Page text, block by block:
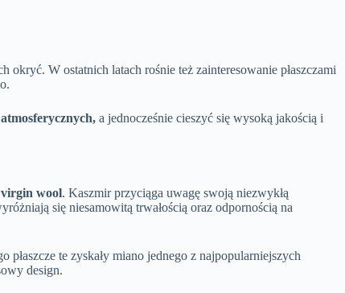
W ostatnich latach rośnie też zainteresowanie płaszczami
a jednocześnie cieszyć się wysoką jakością i
virgin wool. Kaszmir przyciąga uwagę swoją niezwykłą
się niesamowitą trwałością oraz odpornością na
te zyskały miano jednego z najpopularniejszych
design.